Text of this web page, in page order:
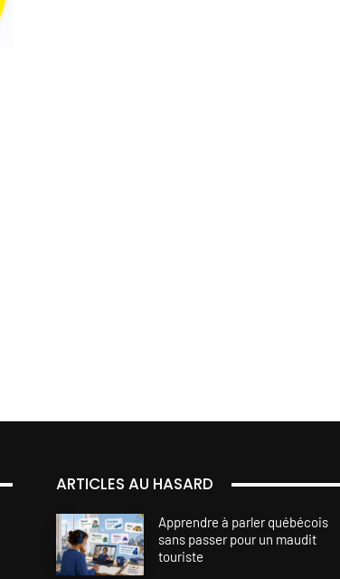
ARTICLES AU HASARD
Apprendre à parler québécois
sans passer pour un maudit
touriste